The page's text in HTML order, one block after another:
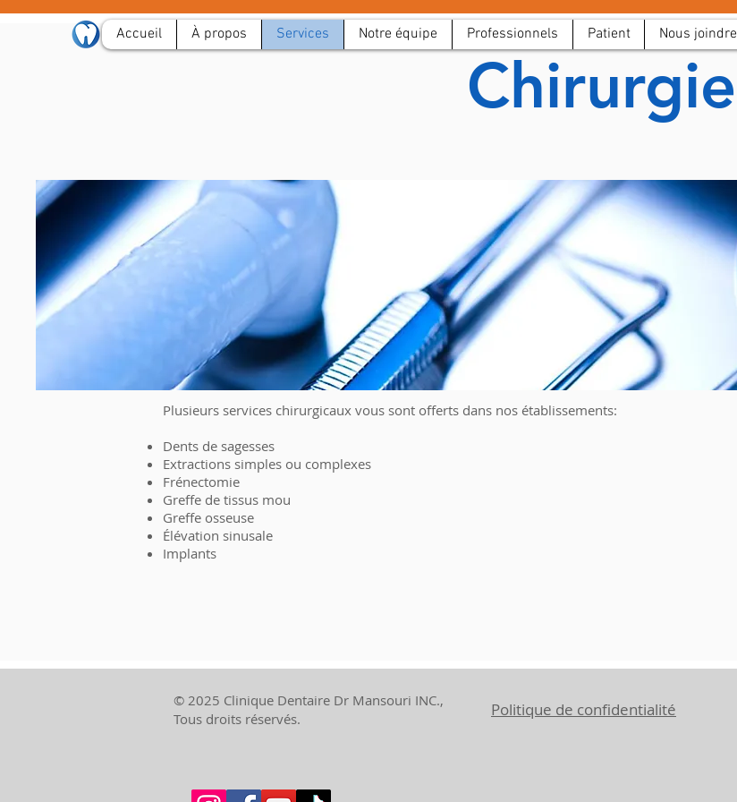
Accueil À propos Services Notre équipe Professionnels Patient Nous joindre
Chirurgie
Plusieurs services chirurgicaux vous sont offerts dans nos établissements:
Dents de sagesses
Extractions simples ou complexes
Frénectomie
Greffe de tissus mou
Greffe osseuse
Élévation sinusale
Implants
Politique de confidentialité
© 2025 Clinique Dentaire Dr Mansouri INC.,
Tous droits réservés.